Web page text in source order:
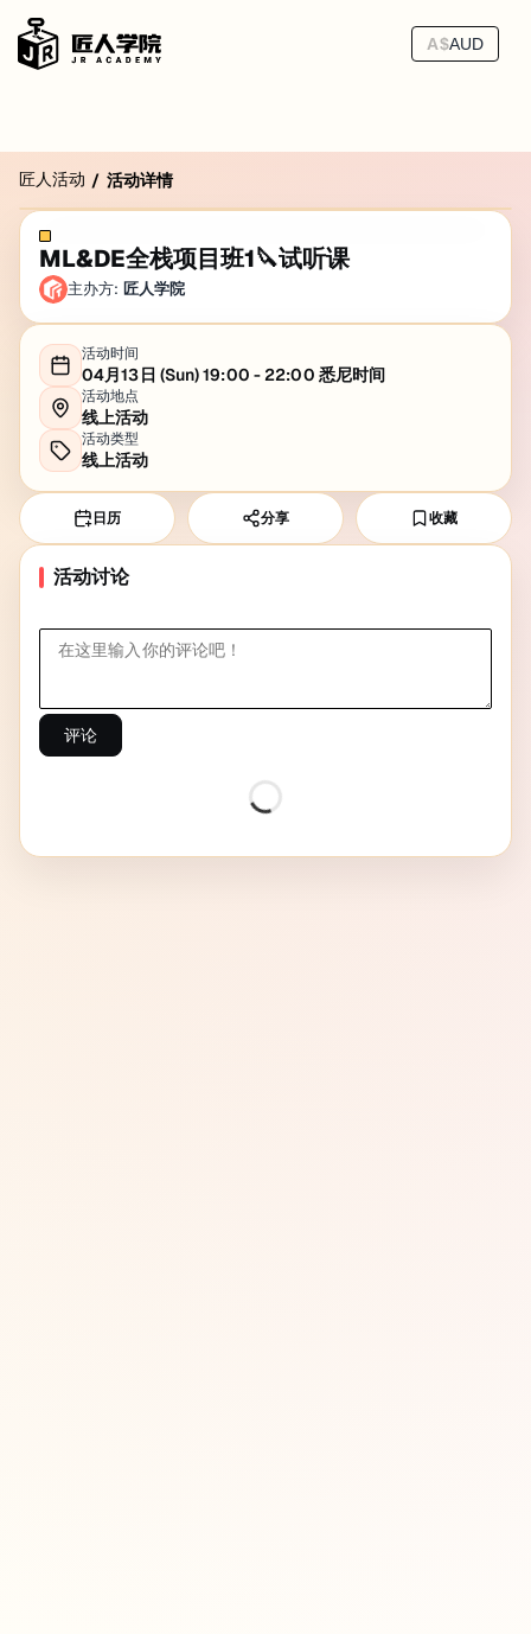
A$AUD
匠人活动 / 活动详情
ML&DE全栈项目班1🔪试听课
主办方: 匠人学院
活动时间
04月13日 (Sun) 19:00 - 22:00 悉尼时间
活动地点
线上活动
活动类型
线上活动
日历 分享 收藏
活动讨论
评论